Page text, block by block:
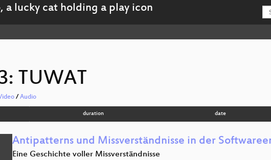
TUWAT
/ Audio
duration date
Antipatterns und Missverständnisse in der
Eine Geschichte voller Missverständnisse